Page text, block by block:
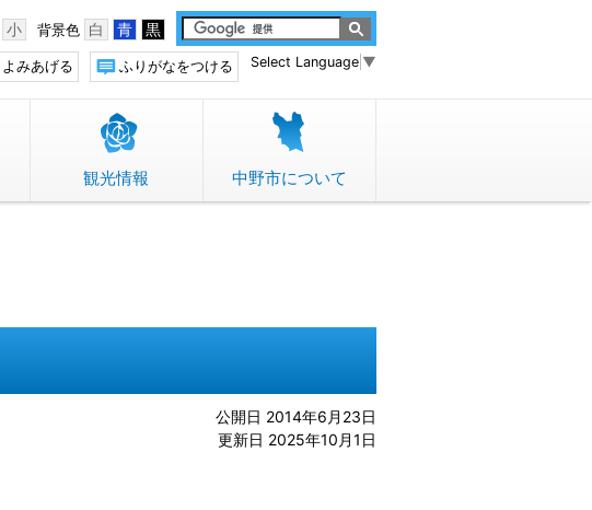
背景色 白 青 黒
小
Select Language ▼
ふりがなをつける
よみあげる
観光情報 中野市について
公開日 2014年6月23日
更新日 2025年10月1日